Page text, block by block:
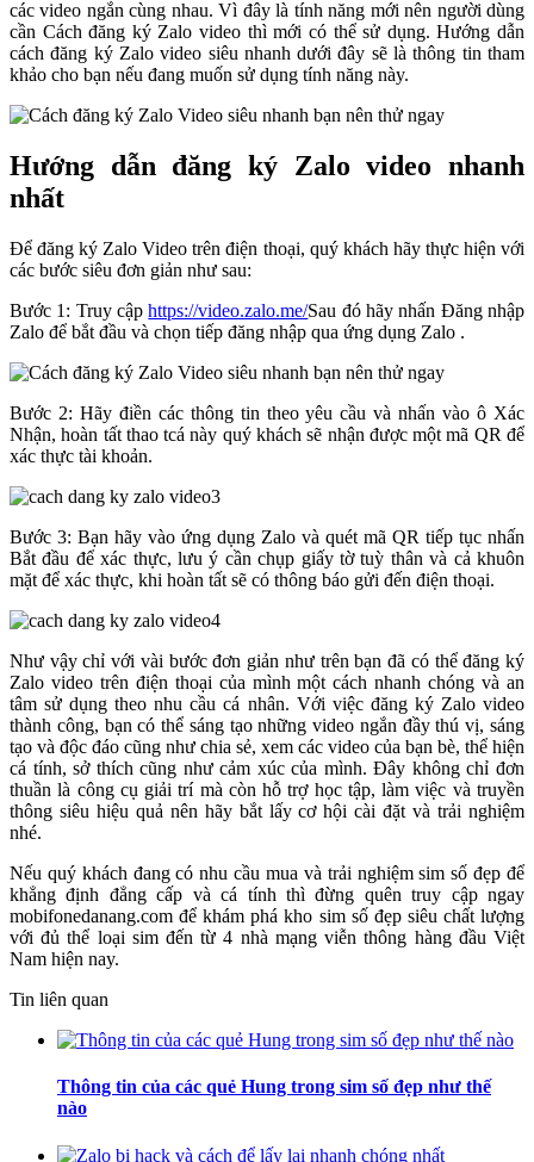
các video ngắn cùng nhau. Vì đây là tính năng mới nên người dùng
cần Cách đăng ký Zalo video thì mới có thể sử dụng. Hướng dẫn
cách đăng ký Zalo video siêu nhanh dưới đây sẽ là thông tin tham
khảo cho bạn nếu đang muốn sử dụng tính năng này.
Hướng dẫn đăng ký Zalo video nhanh
nhất
Để đăng ký Zalo Video trên điện thoại, quý khách hãy thực hiện với
các bước siêu đơn giản như sau:
Bước 1: Truy cậphttps://video.zalo.me/Sau đó hãy nhấn Đăng nhập
Zalo để bắt đầu và chọn tiếp đăng nhập qua ứng dụng Zalo .
Bước 2: Hãy điền các thông tin theo yêu cầu và nhấn vào ô Xác
Nhận, hoàn tất thao tcá này quý khách sẽ nhận được một mã QR để
xác thực tài khoản.
Bước 3: Bạn hãy vào ứng dụng Zalo và quét mã QR tiếp tục nhấn
Bắt đầu để xác thực, lưu ý cần chụp giấy tờ tuỳ thân và cả khuôn
mặt để xác thực, khi hoàn tất sẽ có thông báo gửi đến điện thoại.
Như vậy chỉ với vài bước đơn giản như trên bạn đã có thể đăng ký
Zalo video trên điện thoại của mình một cách nhanh chóng và an
tâm sử dụng theo nhu cầu cá nhân. Với việc đăng ký Zalo video
thành công, bạn có thể sáng tạo những video ngắn đầy thú vị, sáng
tạo và độc đáo cũng như chia sẻ, xem các video của bạn bè, thể hiện
cá tính, sở thích cũng như cảm xúc của mình. Đây không chỉ đơn
thuần là công cụ giải trí mà còn hỗ trợ học tập, làm việc và truyền
thông siêu hiệu quả nên hãy bắt lấy cơ hội cài đặt và trải nghiệm
nhé.
Nếu quý khách đang có nhu cầu mua và trải nghiệm sim số đẹp để
khẳng định đẳng cấp và cá tính thì đừng quên truy cập ngay
mobifonedanang.com để khám phá kho sim số đẹp siêu chất lượng
với đủ thể loại sim đến từ 4 nhà mạng viễn thông hàng đầu Việt
Nam hiện nay.
Tin liên quan
Thông tin của các quẻ Hung trong sim số đẹp như thế
nào